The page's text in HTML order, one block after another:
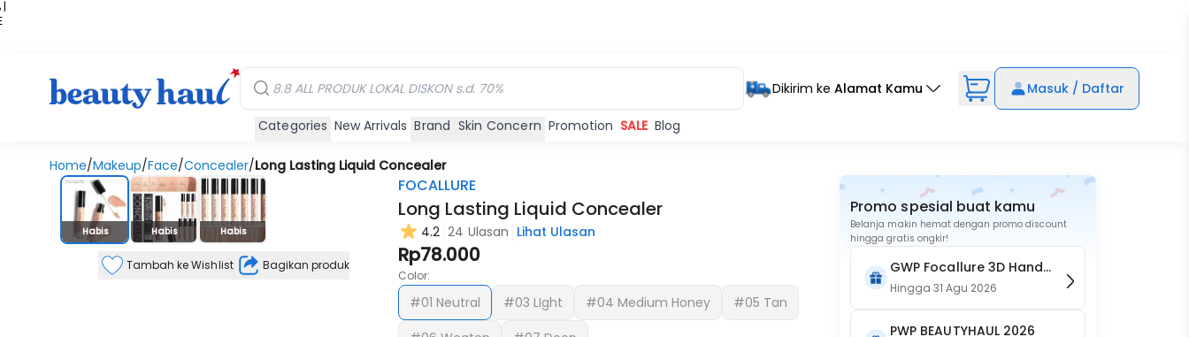
|
Dikirim ke Alamat Kamu Masuk / Daftar
Categories New Arrivals Brand Skin Concern Promotion SALE Blog
Home/Makeup/Face/Concealer/Long Lasting Liquid Concealer
Stok Habis
Habis Habis Habis
Tambah ke Wishlist Bagikan produk
FOCALLURE
Long Lasting Liquid Concealer
4.2 24 Ulasan Lihat Ulasan
Rp78.000
Color:
#01 Neutral #03 LIght #04 Medium Honey
#05 Tan
Promo spesial buat kamu
Belanja makin hemat dengan promo discount
hingga gratis ongkir!
GWP Focallure 3D Hand
Held Makeup Mirror - Pink
Hingga31 Agu 2026
PWP BEAUTYHAUL 2026